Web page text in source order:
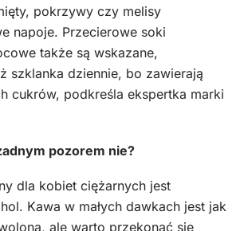
pokrzywy czy melisy
napoje. Przecierowe soki
także są wskazane,
szklanka dziennie, bo zawierają
cukrów, podkreśla ekspertka marki
pozorem nie?
dla kobiet ciężarnych jest
Kawa w małych dawkach jest jak
ale warto przekonać się